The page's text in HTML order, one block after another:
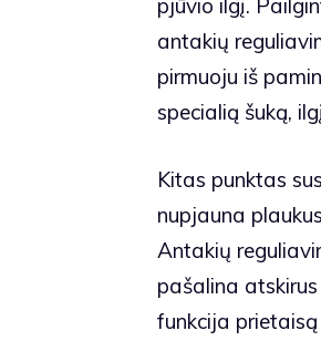
pjūvio ilgį.
antakių
pirmuoju iš
specialią šuką,
Kitas punktas
nupjauna
Antakių
pašalina
funkcija